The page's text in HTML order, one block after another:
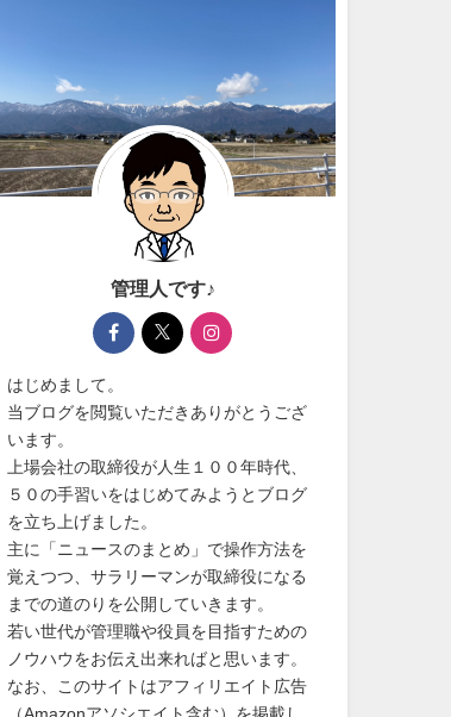
アフィリエイト
【送料無料】味の素KK プロテイ
ンスープ コーンクリーム 600gの
紹介！
2024年2月6日
【正規販売品】エクエルパ
する方法とは？しかも送料
料！
管理人です♪
はじめまして。
当ブログを閲覧いただきありがとうござ
います。
上場会社の取締役が人生１００年時代、
５０の手習いをはじめてみようとブログ
を立ち上げました。
主に「ニュースのまとめ」で操作方法を
覚えつつ、サラリーマンが取締役になる
までの道のりを公開していきます。
若い世代が管理職や役員を目指すための
ノウハウをお伝え出来ればと思います。
なお、このサイトはアフィリエイト広告
（Amazonアソシエイト含む）を掲載し